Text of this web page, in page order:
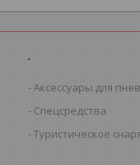
.
Аксессуары для
Спецсредства
Туристическое